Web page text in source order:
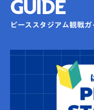
GUIDE
ピーススタジアム観戦ガ